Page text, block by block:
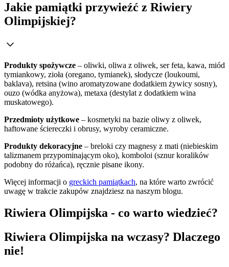
Jakie pamiątki przywieźć z Riwiery
Olimpijskiej?
Produkty spożywcze – oliwki, oliwa z oliwek, ser feta, kawa, miód
tymiankowy, zioła (oregano, tymianek), słodycze (loukoumi,
baklava), retsina (wino aromatyzowane dodatkiem żywicy sosny),
ouzo (wódka anyżowa), metaxa (destylat z dodatkiem wina
muskatowego).
Przedmioty użytkowe – kosmetyki na bazie oliwy z oliwek,
haftowane ściereczki i obrusy, wyroby ceramiczne.
Produkty dekoracyjne – breloki czy magnesy z mati (niebieskim
talizmanem przypominającym oko), komboloi (sznur koralików
podobny do różańca), ręcznie pisane ikony.
Więcej informacji o greckich pamiątkach, na które warto zwrócić
uwagę w trakcie zakupów znajdziesz na naszym blogu.
Riwiera Olimpijska - co warto wiedzieć?
Riwiera Olimpijska na wczasy? Dlaczego
nie!